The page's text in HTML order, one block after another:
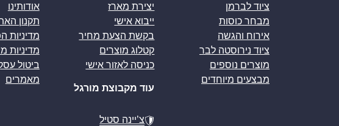
ציוד לברמן
מבחר כוסות
אירוח והגשה
ציוד נירוסטה לבר
מוצרים נוספים
מבצעים מיוחדים
יצירת מארז
ייבוא אישי
בקשת הצעת מחיר
קטלוג מוצרים
כניסה לאזור אישי
עוד מקבוצת מורגל
צ’יינה סטיל
אודותינו
תקנון
מדיניות
מדיניות
ביטול
מאמרים